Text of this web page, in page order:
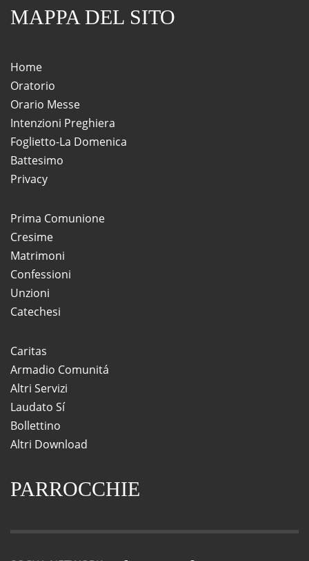
MAPPA DEL SITO
Home
Oratorio
Orario Messe
Intenzioni Preghiera
Foglietto-La Domenica
Battesimo
Privacy
Prima Comunione
Cresime
Matrimoni
Confessioni
Unzioni
Catechesi
Caritas
Armadio Comunitá
Altri Servizi
Laudato Sí
Bollettino
Altri Download
PARROCCHIE